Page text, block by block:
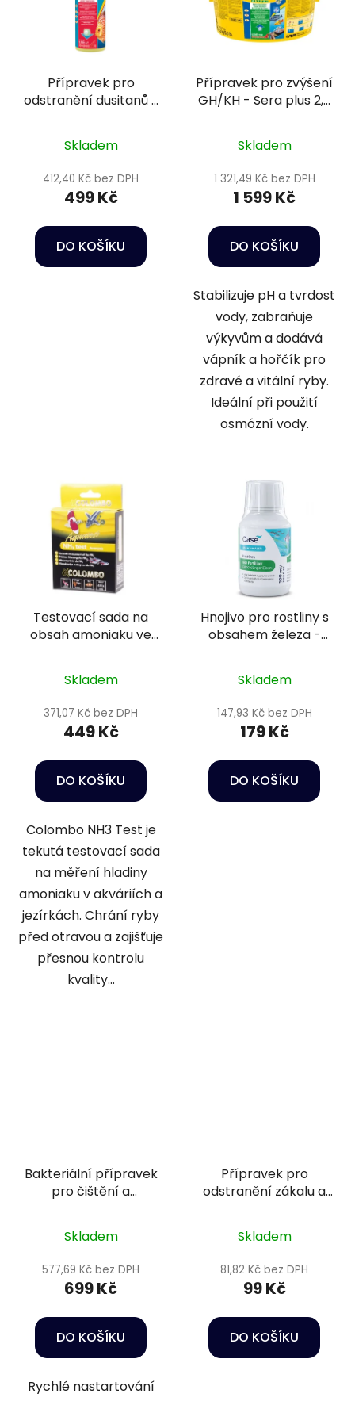
Přípravek pro
odstranění dusitanů v
Skladem
412,40 Kč bez DPH
499 Kč
DO KOŠÍKU
Přípravek pro zvýšení
GH/KH - Sera plus 2,5
Skladem
1 321,49 Kč bez DPH
1 599 Kč
DO KOŠÍKU
Stabilizuje pH a tvrdost
vody, zabraňuje
výkyvům a dodává
vápník a hořčík pro
zdravé a vitální ryby.
Ideální při použití
osmózní vody.
Testovací sada na
obsah amoniaku ve
Skladem
371,07 Kč bez DPH
449 Kč
DO KOŠÍKU
Colombo NH3 Test je
tekutá testovací sada
na měření hladiny
amoniaku v akváriích a
jezírkách. Chrání ryby
před otravou a zajišťuje
přesnou kontrolu
kvality...
Hnojivo pro rostliny s
obsahem železa -
ml
Skladem
147,93 Kč bez DPH
179 Kč
DO KOŠÍKU
Bakteriální přípravek
pro čištění a
nitrivec 500 ml
Skladem
577,69 Kč bez DPH
699 Kč
DO KOŠÍKU
Rychlé nastartování
Přípravek pro
odstranění zákalu a
g
Skladem
81,82 Kč bez DPH
99 Kč
DO KOŠÍKU